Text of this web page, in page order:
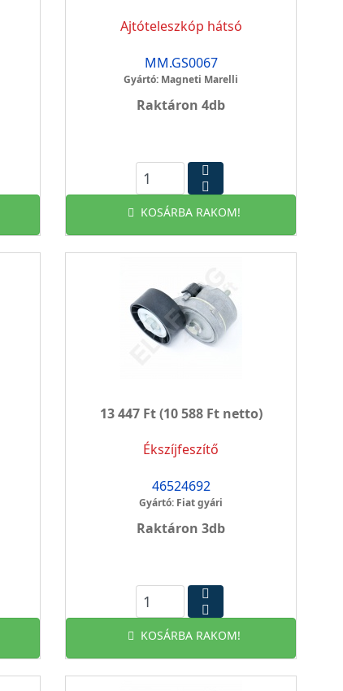
Ajtóteleszkóp hátsó
MM.GS0067
Gyártó: Magneti Marelli
Raktáron 4db
KOSÁRBA RAKOM!
13 447 Ft(10 588 Ft netto)
Ékszíjfeszítő
46524692
Gyártó: Fiat gyári
Raktáron 3db
KOSÁRBA RAKOM!